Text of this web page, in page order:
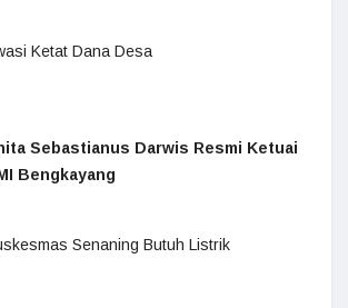
Ketat Dana Desa
Sebastianus Darwis Resmi Ketuai
Bengkayang
Senaning Butuh Listrik